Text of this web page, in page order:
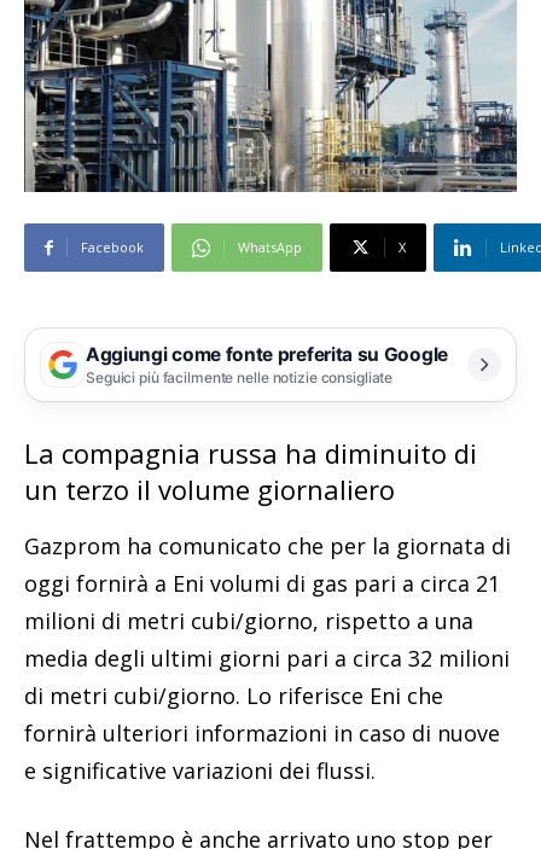
Facebook WhatsApp X
Aggiungi come fonte preferita su Google
Seguici più facilmente nelle notizie consigliate
La compagnia russa ha diminuito di
un terzo il volume giornaliero
Gazprom ha comunicato che per la giornata di
oggi fornirà a Eni volumi di gas pari a circa 21
milioni di metri cubi/giorno, rispetto a una
media degli ultimi giorni pari a circa 32 milioni
di metri cubi/giorno. Lo riferisce Eni che
fornirà ulteriori informazioni in caso di nuove
e significative variazioni dei flussi.
Nel frattempo è anche arrivato uno stop per